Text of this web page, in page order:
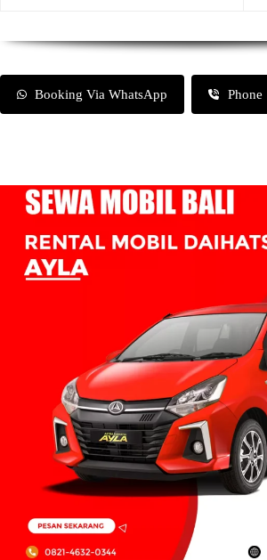
Booking Via WhatsApp Phone